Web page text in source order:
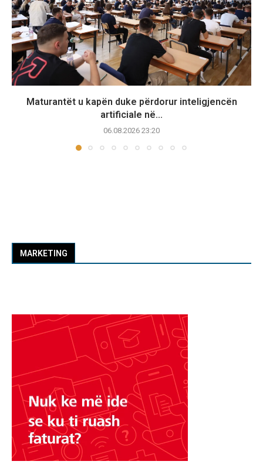
Maturantët u kapën duke përdorur inteligjencën
artificiale në...
06.08.2026 23:20
MARKETING